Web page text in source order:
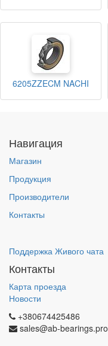
6205ZZECM NACHI
Навигация
Магазин
Продукция
Производители
Контакты
Поддержка Живого чата
Контакты
Карта проезда
Новости
+380674425486
sales@ab-bearings.pro